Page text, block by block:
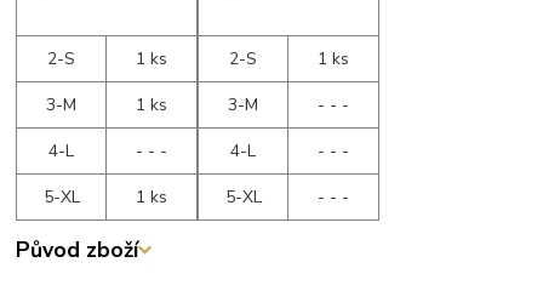
2-S
1 ks
3-M
1 ks
4-L
- - -
5-XL
1 ks
2-S
1 ks
3-M
- - -
4-L
- - -
5-XL
- - -
Původ zboží